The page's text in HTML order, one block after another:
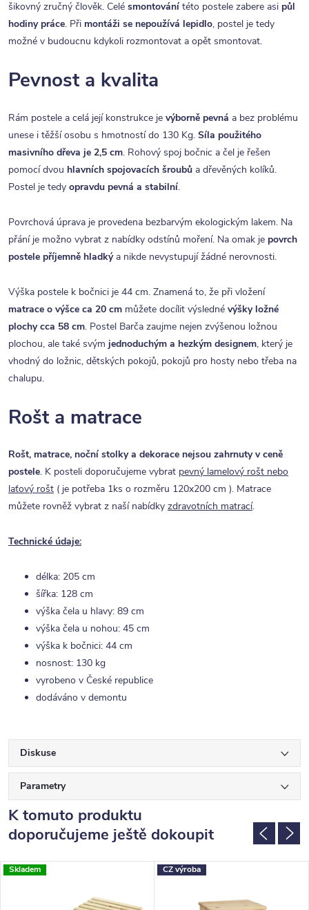
šikovný zručný člověk. Celé smontování této postele zabere asi půl
hodiny práce. Při montáži se nepoužívá lepidlo, postel je tedy
možné v budoucnu kdykoli rozmontovat a opět smontovat.
Pevnost a kvalita
Rám postele a celá její konstrukce je výborně pevná a bez problému
unese i těžší osobu s hmotností do 130 Kg. Síla použitého
masivního dřeva je 2,5 cm. Rohový spoj bočnic a čel je řešen
pomocí dvou hlavních spojovacích šroubů a dřevěných kolíků.
Postel je tedy opravdu pevná a stabilní.
Povrchová úprava je provedena bezbarvým ekologickým lakem. Na
přání je možno vybrat z nabídky odstínů moření. Na omak je povrch
postele příjemně hladkýa nikde nevystupují žádné nerovnosti.
Výška postele k bočnici je 44 cm. Znamená to, že při vložení
matrace o výšce ca 20 cm můžete docílit výsledné výšky ložné
plochy cca 58 cm. Postel Barča zaujme nejen zvýšenou ložnou
plochou, ale také svým jednoduchým a hezkým designem, který je
vhodný do ložnic, dětských pokojů, pokojů pro hosty nebo třeba na
chalupu.
Rošt a matrace
Rošt, matrace, noční stolky a dekorace nejsou zahrnuty v ceně
postele. K posteli doporučujeme vybrat pevný lamelový rošt nebo
laťový rošt ( je potřeba 1ks o rozměru 120x200 cm ). Matrace
můžete rovněž vybrat z naší nabídky zdravotních matrací.
Technické údaje:
délka: 205 cm
šířka: 128 cm
výška čela u hlavy: 89 cm
výška čela u nohou: 45 cm
výška k bočnici: 44 cm
nosnost: 130 kg
vyrobeno v České republice
dodáváno v demontu
Diskuse
Parametry
K tomuto produktu
doporučujeme ještě dokoupit
Skladem CZ výroba